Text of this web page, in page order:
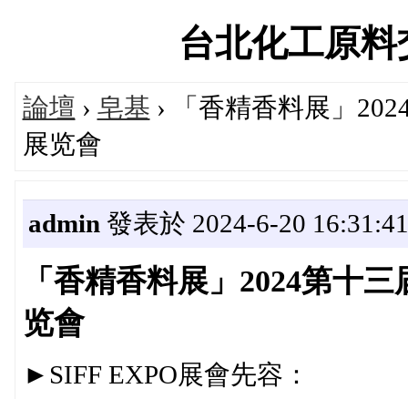
台北化工原
論壇 › 皂基 › 「香精香料展」
展览會
admin 發表於 2024-6-20 16:31:41
「香精香料展」2024第十
览會
►SIFF EXPO展會先容：